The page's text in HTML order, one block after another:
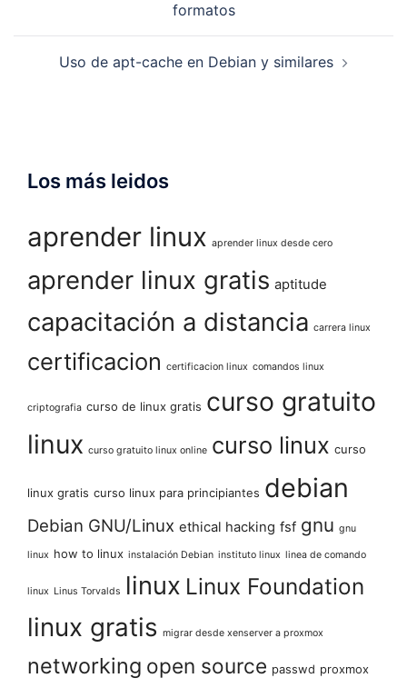
formatos
Uso de apt-cache en Debian y similares
Los más leidos
aprender linux aprender linux desde cero
aprender linux gratis aptitude
capacitación a distancia carrera linux
certificacion certificacion linux comandos linux
criptografia curso de linux gratis curso gratuito
linux curso gratuito linux online curso linux curso
linux gratis curso linux para principiantes debian
Debian GNU/Linux ethical hacking fsf gnu gnu
linux how to linux instalación Debian instituto linux linea de comando
linux Linus Torvalds linux Linux Foundation
linux gratis migrar desde xenserver a proxmox
networking open source passwd proxmox